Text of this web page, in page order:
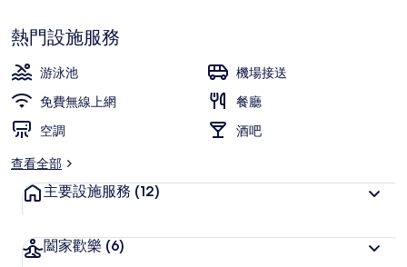
熱門設施服務
游泳池
機場接送
免費無線上網
餐廳
空調
酒吧
查看全部
主要設施服務 (12)
闔家歡樂 (6)